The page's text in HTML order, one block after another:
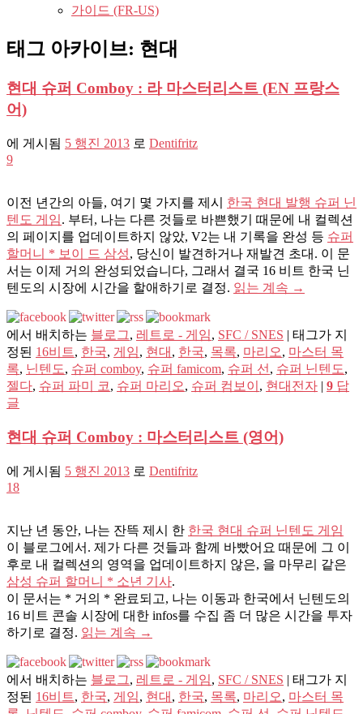
가이드 (FR-US)
태그 아카이브: 현대
현대 슈퍼 Comboy : 라 마스터리스트 (EN 프랑스
어)
에 게시됨 5 행진 2013 로 Dentifritz
9
이전 년간의 아들, 여기 몇 가지를 제시 한국 현대 발행 슈퍼 닌
텐도 게임. 부터, 나는 다른 것들로 바쁜했기 때문에 내 컬렉션
의 페이지를 업데이트하지 않았, V2는 내 기록을 완성 등 슈퍼
할머니 * 보이 드 삼성, 당신이 발견하거나 재발견 초대. 이 문
서는 이제 거의 완성되었습니다, 그래서 결국 16 비트 한국 닌
텐도의 시장에 시간을 할애하기로 결정. 읽는 계속 →
에서 배치하는 블로그, 레트로 - 게임, SFC / SNES | 태그가 지
정된 16비트 , 한국, 게임, 현대 , 한국, 목록, 마리오, 마스터 목
록, 닌텐도, 슈퍼 comboy, 슈퍼 famicom, 슈퍼 선 , 슈퍼 닌텐도,
젤다, 슈퍼 파미 코, 슈퍼 마리오, 슈퍼 컴보이 , 현대전자 | 9 답
글
현대 슈퍼 Comboy : 마스터리스트 (영어)
에 게시됨 5 행진 2013 로 Dentifritz
18
지난 년 동안, 나는 잔뜩 제시 한 한국 현대 슈퍼 닌텐도 게임
이 블로그에서. 제가 다른 것들과 함께 바빴어요 때문에 그 이
후로 내 컬렉션의 영역을 업데이트하지 않은, 을 마무리 같은
삼성 슈퍼 할머니 * 소년 기사.
이 문서는 * 거의 * 완료되고, 나는 이동과 한국에서 닌텐도의
16 비트 콘솔 시장에 대한 infos를 수집 좀 더 많은 시간을 투자
하기로 결정. 읽는 계속 →
에서 배치하는 블로그, 레트로 - 게임, SFC / SNES | 태그가 지
정된 16비트 , 한국, 게임, 현대 , 한국, 목록, 마리오, 마스터 목